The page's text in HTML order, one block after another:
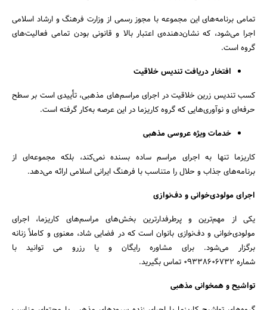
تمامی برنامه‌های این مجموعه با مجوز رسمی از وزارت فرهنگ و ارشاد اسلامی
اجرا می‌شود، که نشان‌دهنده‌ی اعتبار بالا و قانونی بودن تمامی فعالیت‌های
گروه است.
افتخار دریافت تندیس خلاقیت
کسب تندیس زرین خلاقیت در اجرای مراسم‌های مذهبی، تأییدی است بر سطح
حرفه‌ای و نوآوری‌هایی که گروه کاریزما در این عرصه به‌کار گرفته است.
خدمات ویژه عروسی مذهبی
کاریزما تنها به اجرای مراسم ساده بسنده نمی‌کند، بلکه مجموعه‌ای از
برنامه‌های جذاب و حلال را متناسب با فرهنگ ایرانی اسلامی ارائه می‌دهد.
اجرای مولودی‌خوانی و دف‌نوازی
یکی از مهم‌ترین و پرطرفدارترین بخش‌های مراسم‌های کاریزما، اجرای
مولودی‌خوانی و دف‌نوازی بانوان است که در فضایی شاد، معنوی و کاملاً زنانه
برگزار می‌شود. برای مشاوره رایگان و یا رزرو می توانید با
شماره ۰۹۳۳۸۶۰۶۷۳۲ تماس بگیرید.
تواشیح و همخوانی مذهبی